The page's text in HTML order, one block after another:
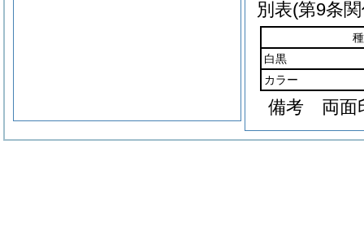
別表(第9条
白黒
カラー
備考 両面